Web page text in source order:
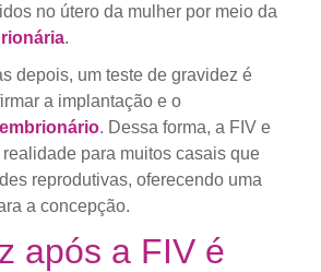
no útero da mulher por meio da
.
depois, um teste de gravidez é
a implantação e o
. Dessa forma, a FIV e
para muitos casais que
reprodutivas, oferecendo uma
a concepção.
após a FIV é